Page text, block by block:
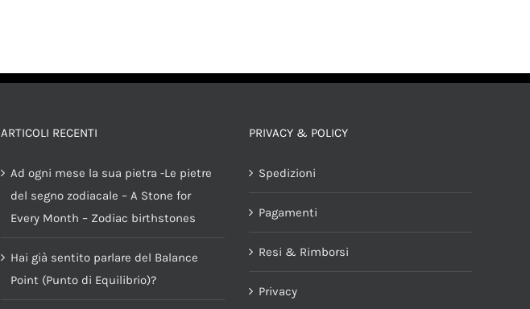
ARTICOLI RECENTI
Ad ogni mese la sua pietra -Le pietre
del segno zodiacale – A Stone for
Every Month – Zodiac birthstones
Hai già sentito parlare del Balance
Point (Punto di Equilibrio)?
PRIVACY & POLICY
Spedizioni
Pagamenti
Resi & Rimborsi
Privacy